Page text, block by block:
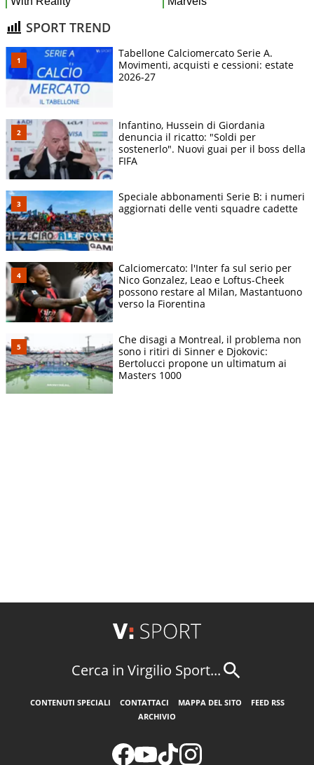
SPORT TREND
Tabellone Calciomercato Serie A.
Movimenti, acquisti e cessioni: estate
2026-27
Infantino, Hussein di Giordania
denuncia il ricatto: "Soldi per
sostenerlo". Nuovi guai per il boss della
FIFA
Speciale abbonamenti Serie B: i numeri
aggiornati delle venti squadre cadette
Calciomercato: l'Inter fa sul serio per
Nico Gonzalez, Leao e Loftus-Cheek
possono restare al Milan, Mastantuono
verso la Fiorentina
Che disagi a Montreal, il problema non
sono i ritiri di Sinner e Djokovic:
Bertolucci propone un ultimatum ai
Masters 1000
Cerca in Virgilio Sport...
CONTENUTI SPECIALI CONTATTACI MAPPA DEL SITO
FEED RSS
ARCHIVIO